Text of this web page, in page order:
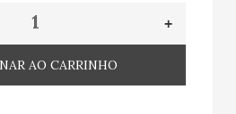
AO CARRINHO